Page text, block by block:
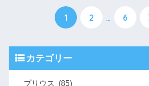
1 2 … 6
カテゴリー